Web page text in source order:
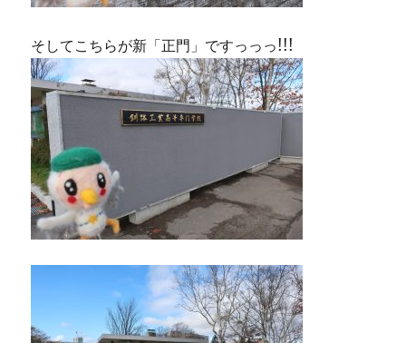
そしてこちらが新「正門」ですっっっ!!!